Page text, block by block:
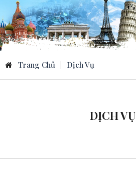
Trang Chủ Dịch Vụ
DỊCH VỤ